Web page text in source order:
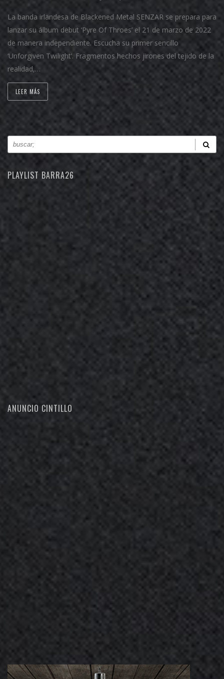
La banda irlandesa de Blackened Metal SENZAR se prepara para
lanzar su álbum debut ‘Pyre Of Throes’ el 21 de marzo de 2022
de manera independiente. Escucha su primer sencillo
‘Unforgiven Twilight’. Fragmentos hechos jirones del tejido de la
realidad,…
LEER MÁS
PLAYLIST BARRA26
ANUNCIO CINTILLO